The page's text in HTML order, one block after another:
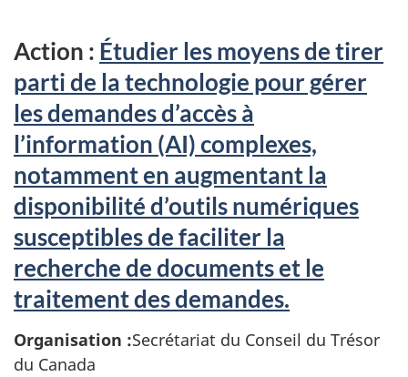
Action : Étudier les moyens de tirer
parti de la technologie pour gérer
les demandes d’accès à
l’information (AI) complexes,
notamment en augmentant la
disponibilité d’outils numériques
susceptibles de faciliter la
recherche de documents et le
traitement des demandes.
Organisation :Secrétariat du Conseil du Trésor
du Canada